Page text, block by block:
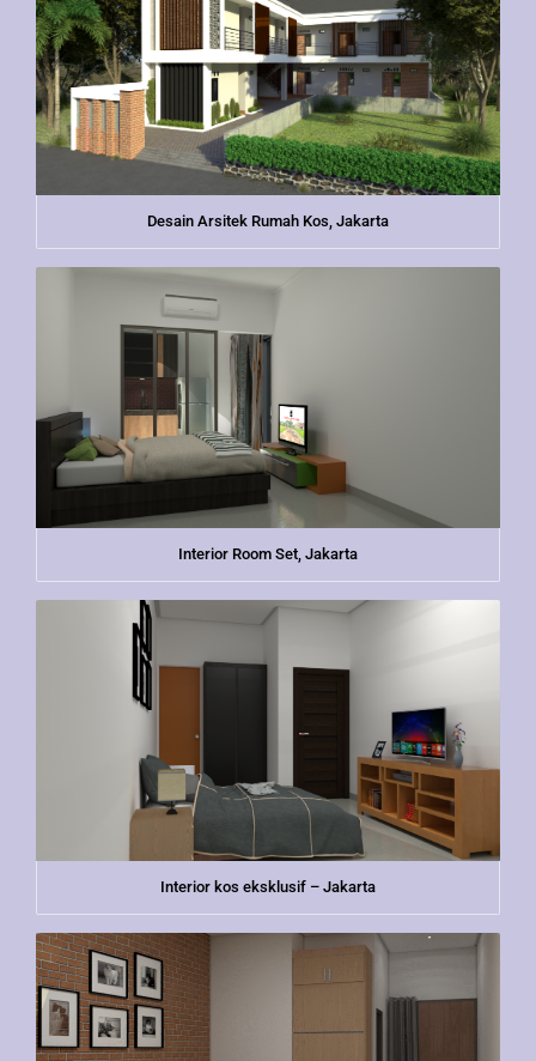
Desain Arsitek Rumah Kos, Jakarta
Interior Room Set, Jakarta
Interior kos eksklusif – Jakarta